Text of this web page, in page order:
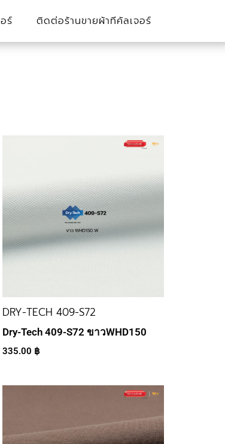
ร์ ติดต่อร้านขายผ้าทีคัลเจอร์
DRY-TECH 409-S72
Dry-Tech 409-S72 ขาวWHD150
335.00 ฿